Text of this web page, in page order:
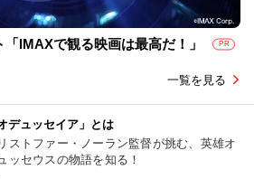
IMAXで観る映画は最高だ！」 PR
一覧を見る
オデュッセイア」とは
ストファー・ノーラン監督が挑む、英雄オ
ッセウスの物語を知る！